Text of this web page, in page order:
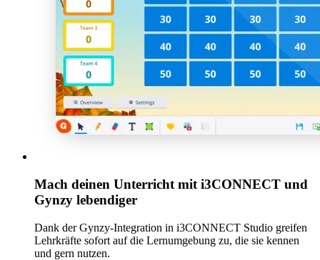
Mach deinen Unterricht mit i3CONNECT und
Gynzy lebendiger
Dank der Gynzy-Integration in i3CONNECT Studio greifen
Lehrkräfte sofort auf die Lernumgebung zu, die sie kennen
und gern nutzen.